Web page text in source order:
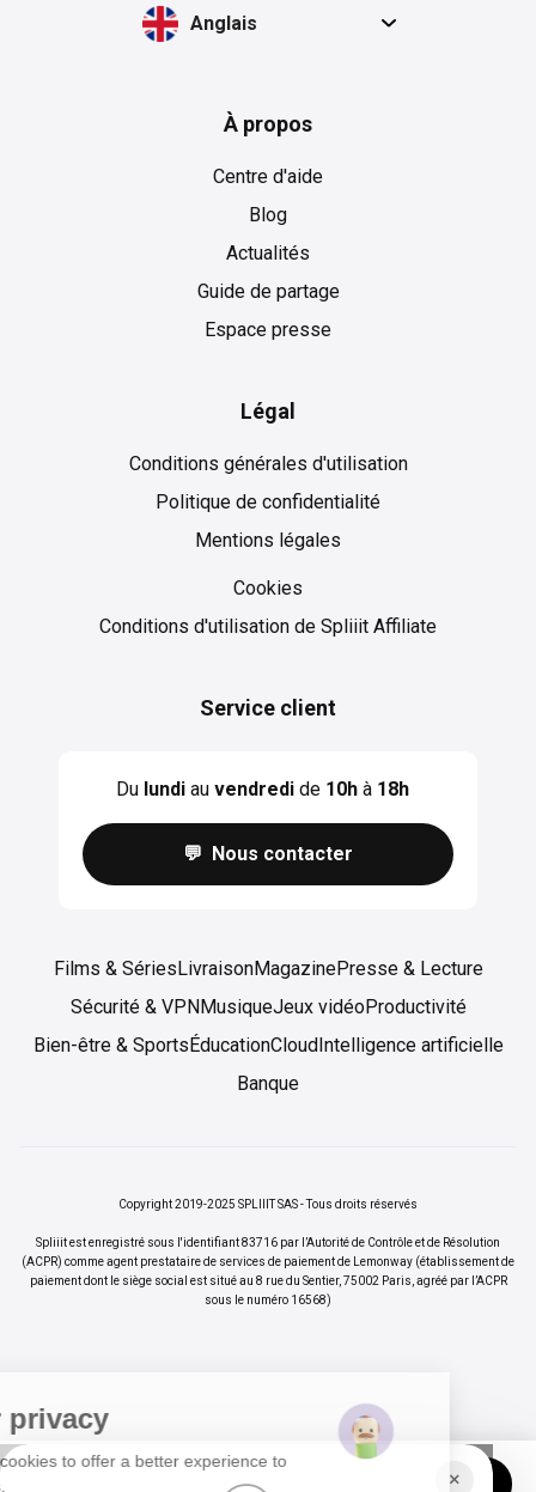
Your privacy
We use cookies to offer a better experience to
Anglais
À propos
Centre d'aide
Blog
Actualités
Guide de partage
Espace presse
Légal
Conditions générales d'utilisation
Politique de confidentialité
Mentions légales
Cookies
Conditions d'utilisation de Spliiit Affiliate
Service client
Du lundiau vendredide 10hà 18h
💬 Nous contacter
Films & SériesLivraisonMagazinePresse & Lecture
Sécurité & VPNMusiqueJeux vidéoProductivité
Bien-être & SportsÉducationCloudIntelligence artificielle
Banque
Copyright 2019-2025 SPLIIIT SAS - Tous droits réservés
Spliiit est enregistré sous l'identifiant 83716 par l’Autorité de Contrôle et de Résolution
(ACPR) comme agent prestataire de services de paiement de Lemonway (établissement de
paiement dont le siège social est situé au 8 rue du Sentier, 75002 Paris, agréé par l’ACPR
sous le numéro 16568)
×
Vos abonnements jusqu'à -70% Rejoindre